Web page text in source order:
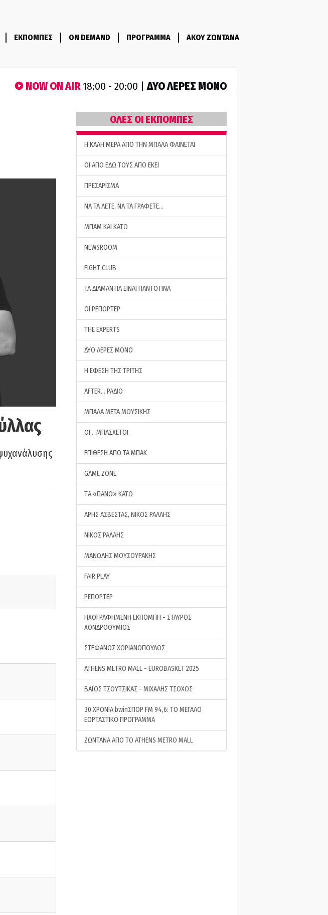
ΕΚΠΟΜΠΕΣ ON DEMAND ΠΡΟΓΡΑΜΜΑ ΑΚΟΥ ΖΩΝΤΑΝΑ
NOW ON AIR18:00 - 20:00 |ΔΥΟ ΛΕΡΕΣ ΜΟΝΟ
ΟΛΕΣ ΟΙ ΕΚΠΟΜΠΕΣ
H ΚΑΛΗ ΜΕΡΑ ΑΠΟ ΤΗΝ ΜΠΑΛΑ ΦΑΙΝΕΤΑΙ
ΟΙ ΑΠΟ ΕΔΩ ΤΟΥΣ ΑΠΟ ΕΚΕΙ
ΠΡΕΣΑΡΙΣΜΑ
ΝΑ ΤΑ ΛΕΤΕ, ΝΑ ΤΑ ΓΡΑΦΕΤΕ…
ΜΠΑΜ ΚΑΙ ΚΑΤΩ
NEWSROOM
FIGHT CLUB
ΤΑ ΔΙΑΜΑΝΤΙΑ ΕΙΝΑΙ ΠΑΝΤΟΤΙΝΑ
ΟΙ ΡΕΠΟΡΤΕΡ
THE EXPERTS
ΔΥΟ ΛΕΡΕΣ ΜΟΝΟ
Η ΕΦΕΣΗ ΤΗΣ ΤΡΙΤΗΣ
AFTER… ΡΑΔΙΟ
ΜΠΑΛΑ ΜΕΤΑ ΜΟΥΣΙΚΗΣ
ΟΙ… ΜΠΑΣΧΕΤΟΙ
ΕΠΙΘΕΣΗ ΑΠΟ ΤΑ ΜΠΑΚ
GAME ZONE
ΤA «ΠΑΝΟ» ΚΑΤΩ
ΑΡΗΣ ΑΣΒΕΣΤΑΣ, ΝΙΚΟΣ ΡΑΛΛΗΣ
ΝΙΚΟΣ ΡΑΛΛΗΣ
ΜΑΝΩΛΗΣ ΜΟΥΣΟΥΡΑΚΗΣ
FAIR PLAY
ΡΕΠΟΡΤΕΡ
ΗΧΟΓΡΑΦΗΜΕΝΗ ΕΚΠΟΜΠΗ - ΣΤΑΥΡΟΣ
ΧΟΝΔΡΟΘΥΜΙΟΣ
ΣΤΕΦΑΝΟΣ ΧΩΡΙΑΝΟΠΟΥΛΟΣ
ATHENS METRO MALL - EUROBASKET 2025
ΒΑΪΟΣ ΤΣΟΥΤΣΙΚΑΣ - ΜΙΧΑΛΗΣ ΤΣΟΧΟΣ
30 ΧΡΟΝΙΑ bwinΣΠΟΡ FM 94,6: ΤΟ ΜΕΓΑΛΟ
ΕΟΡΤΑΣΤΙΚΟ ΠΡΟΓΡΑΜΜΑ
ΖΩΝΤΑΝΑ ΑΠΟ ΤΟ ATHENS METRO MALL